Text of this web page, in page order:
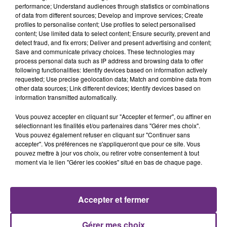
explique Catherine Vautrin, la présidente du Grand
Reims.
Consultation publique
Consultation Publique Reims
FIL D'ACTUS
LA CENTRALE NUCLÉAIRE DE CHOOZ
performance; Understand audiences through statistics or combinations
of data from different sources; Develop and improve services; Create
profiles to personalise content; Use profiles to select personalised
content; Use limited data to select content; Ensure security, prevent and
detect fraud, and fix errors; Deliver and present advertising and content;
Save and communicate privacy choices. These technologies may
process personal data such as IP address and browsing data to offer
following functionalities: Identify devices based on information actively
requested; Use precise geolocation data; Match and combine data from
other data sources; Link different devices; Identify devices based on
information transmitted automatically.
Vous pouvez accepter en cliquant sur "Accepter et fermer", ou affiner en
sélectionnant les finalités et/ou partenaires dans "Gérer mes choix".
Vous pouvez également refuser en cliquant sur "Continuer sans
accepter". Vos préférences ne s'appliqueront que pour ce site. Vous
pouvez mettre à jour vos choix, ou retirer votre consentement à tout
moment via le lien "Gérer les cookies" situé en bas de chaque page.
Gérer mes choix
Accepter et fermer